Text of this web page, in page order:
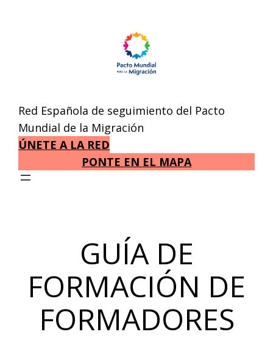
Red Española de seguimiento del Pacto
Mundial de la Migración
ÚNETE A LA RED
PONTE EN EL MAPA
GUÍA DE
FORMACIÓN DE
FORMADORES